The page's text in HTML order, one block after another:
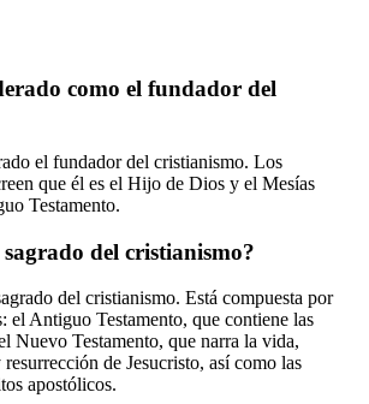
como el fundador del
el fundador del cristianismo. Los
que él es el Hijo de Dios y el Mesías
Testamento.
del cristianismo?
del cristianismo. Está compuesta por
el Antiguo Testamento, que contiene las
Nuevo Testamento, que narra la vida,
resurrección de Jesucristo, así como las
apostólicos.